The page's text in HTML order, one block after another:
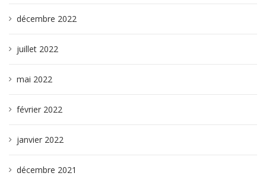
décembre 2022
juillet 2022
mai 2022
février 2022
janvier 2022
décembre 2021